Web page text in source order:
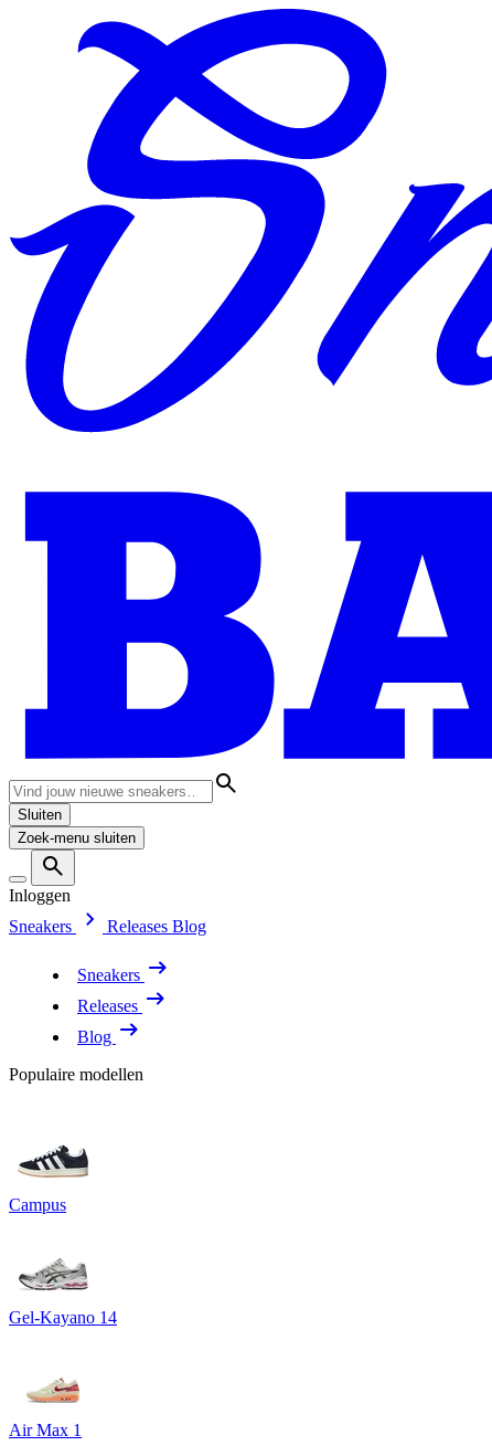
Sluiten
Zoek-menu sluiten
Inloggen
Sneakers
Releases Blog
Sneakers
Releases
Blog
Populaire modellen
Campus
Gel-Kayano 14
Air Max 1